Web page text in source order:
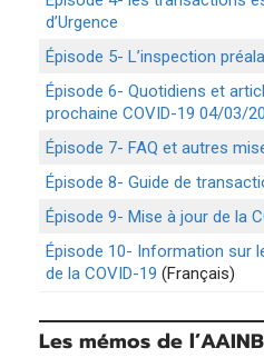
d’Urgence
Épisode 5- L’inspection
Épisode 6- Quotidiens et
prochaine COVID-19 04/03/20
Épisode 7- FAQ et autres
Épisode 8- Guide de
Épisode 9- Mise à jour de la
Épisode 10- Information sur
de la COVID-19 (Français)
Les mémos de